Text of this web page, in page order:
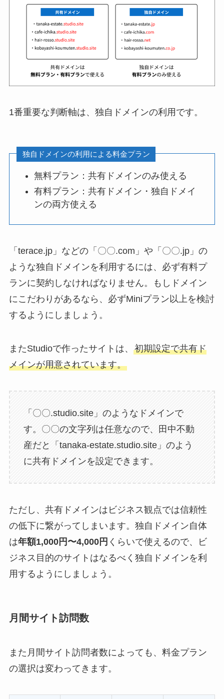
1番重要な判断軸は、独自ドメインの利用です。
独自ドメインの利用による料金プラン
無料プラン：共有ドメインのみ使える
有料プラン：共有ドメイン・独自ドメイ
ンの両方使える
「terace.jp」などの「〇〇.com」や「〇〇.jp」の
ような独自ドメインを利用するには、必ず有料プ
ランに契約しなければなりません。もしドメイン
にこだわりがあるなら、必ずMiniプラン以上を検討
するようにしましょう。
またStudioで作ったサイトは、 初期設定で共有ド
メインが用意されています。
「〇〇.studio.site」のようなドメインで
す。〇〇の文字列は任意なので、田中不動
産だと「tanaka-estate.studio.site」のよう
に共有ドメインを設定できます。
ただし、共有ドメインはビジネス観点では信頼性
の低下に繋がってしまいます。独自ドメイン自体
は年額1,000円〜4,000円 くらいで使えるので、ビ
ジネス目的のサイトはなるべく独自ドメインを利
用するようにしましょう。
月間サイト訪問数
また月間サイト訪問者数によっても、料金プラン
の選択は変わってきます。